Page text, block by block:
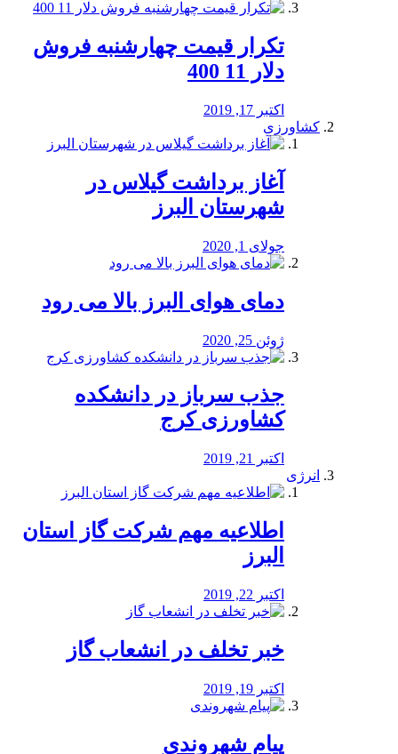
تکرار قیمت چهارشنبه فروش
دلار 11 400
اکتبر 17, 2019
کشاورزی
آغاز برداشت گیلاس در
شهرستان البرز
جولای 1, 2020
دمای هوای البرز بالا می رود
ژوئن 25, 2020
جذب سرباز در دانشکده
کشاورزی کرج
اکتبر 21, 2019
انرژی
️اطلاعیه مهم شرکت گاز استان
البرز
اکتبر 22, 2019
خبر تخلف در انشعاب گاز
اکتبر 19, 2019
پیام شهروندی